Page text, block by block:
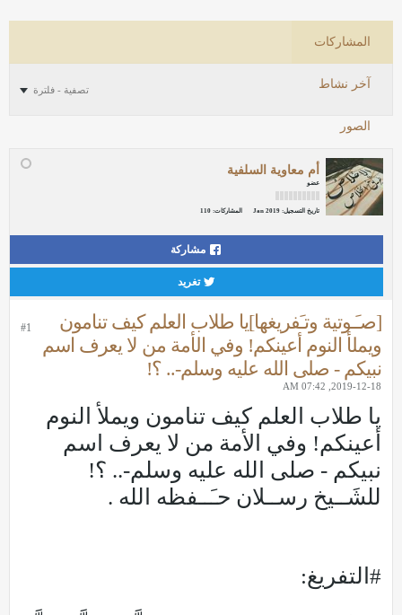
المشاركات
آخر نشاط
الصور
تصفية - فلترة
أم معاوية السلفية
عضو
تاريخ التسجيل: Jan 2019 المشاركات: 110
مشاركة
تغريد
#1
[صـَـوتية وتـَفريغها]يا طلاب العلم كيف تنامون
ويملأ النوم أعينكم! وفي الأمة من لا يعرف اسم
نبيكم - صلى الله عليه وسلم-.. ؟!
2019-12-18, 07:42 AM
يا طلاب العلم كيف تنامون ويملأ النوم
أعينكم! وفي الأمة من لا يعرف اسم
نبيكم - صلى الله عليه وسلم-.. ؟!
للشَــيخ رســلان حـَــفظه الله .
#التفريغ: